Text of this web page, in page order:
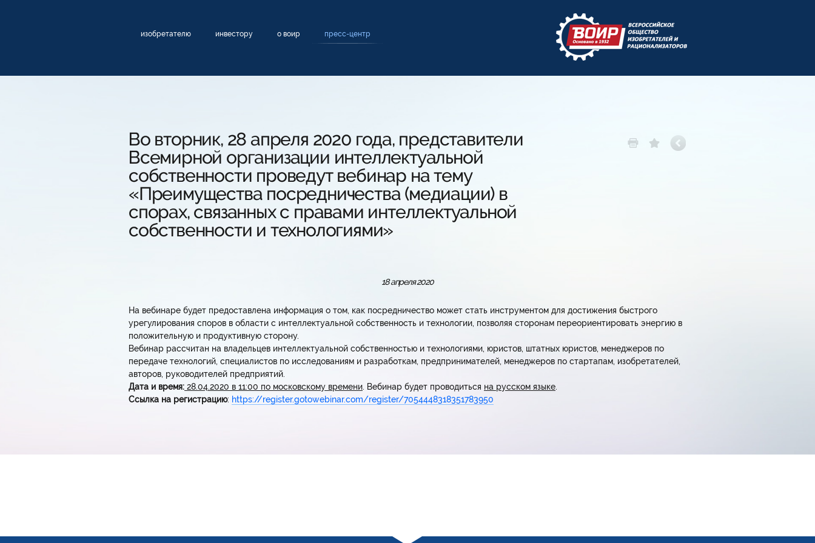
изобретателю инвестору о воир пресс-центр
Во вторник, 28 апреля 2020 года, представители
Всемирной организации интеллектуальной
собственности проведут вебинар на тему
«Преимущества посредничества (медиации) в
спорах, связанных с правами интеллектуальной
собственности и технологиями»
18 апреля 2020
На вебинаре будет предоставлена информация о том, как посредничество может стать инструментом для достижения быстрого
урегулирования споров в области с интеллектуальной собственность и технологии, позволяя сторонам переориентировать энергию в
положительную и продуктивную сторону.
Вебинар рассчитан на владельцев интеллектуальной собственностью и технологиями, юристов, штатных юристов, менеджеров по
передаче технологий, специалистов по исследованиям и разработкам, предпринимателей, менеджеров по стартапам, изобретателей,
авторов, руководителей предприятий.
Дата и время: 28.04.2020 в 11:00 по московскому времени. Вебинар будет проводиться на русском языке.
Ссылка на регистрацию: https://register.gotowebinar.com/register/7054448318351783950